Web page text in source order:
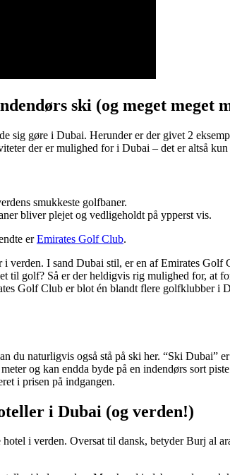
ski (og meget meget
sig gøre i Dubai. Herunder er der givet 2
der er mulighed for i Dubai – det er altså
smukkeste golfbaner.
bliver plejet og vedligeholdt på ypperst vis.
erEmirates Golf Club.
verden. I sand Dubai stil, er en af Emirates
til golf? Så er der heldigvis rig mulighed for,
Golf Club er blot én blandt flere golfklubber
du naturligvis også stå på ski her. “Ski Dubai”
og kan endda byde på en indendørs sort
i prisen på indgangen.
i Dubai (og verden!)
i verden. Oversat til dansk, betyder Burj al